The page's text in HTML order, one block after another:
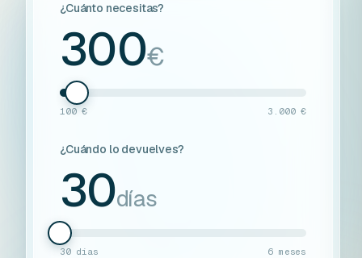
¿Cuánto necesitas?
300€
100 € 3.000 €
¿Cuándo lo devuelves?
30días
30 días 6 meses